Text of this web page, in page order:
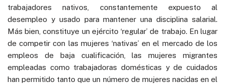
trabajadores nativos, constantemente expuesto al
desempleo y usado para mantener una disciplina salarial.
Más bien, constituye un ejército ‘regular’ de trabajo. En lugar
de competir con las mujeres ‘nativas’ en el mercado de los
empleos de baja cualificación, las mujeres migrantes
empleadas como trabajadoras domésticas y de cuidados
han permitido tanto que un número de mujeres nacidas en el